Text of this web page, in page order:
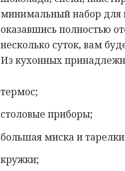
минимальный набор для
оказавшись полностью
несколько суток, вам
Из кухонных
термос;
столовые приборы;
большая миска и
кружки;